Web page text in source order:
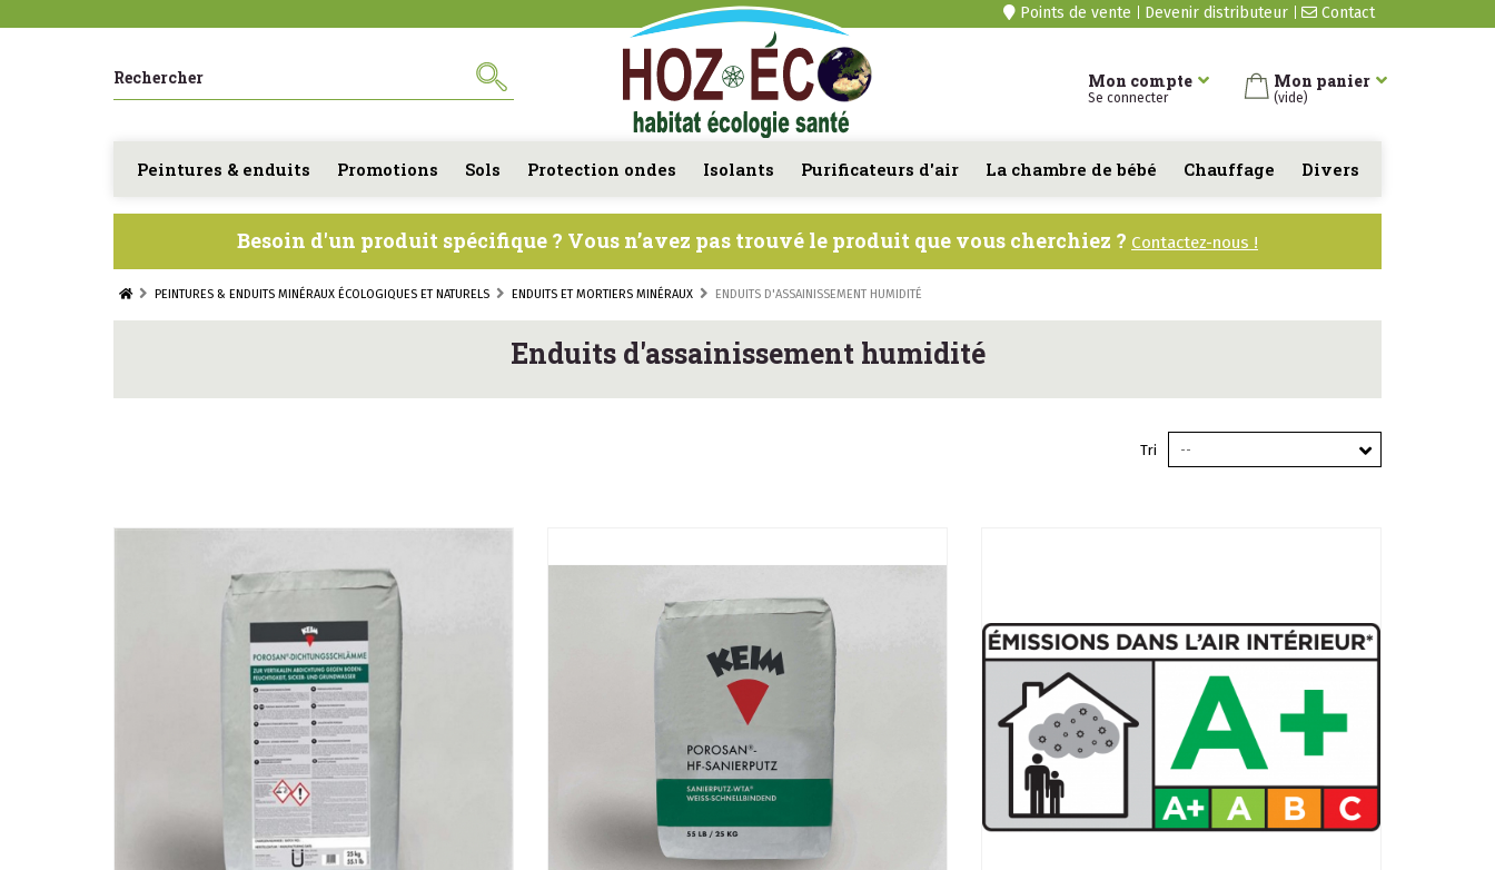
Contact
Points de vente Devenir distributeur
Mon panier
(vide)
Mon compte
Se connecter
Peintures & enduits Promotions Sols Protection ondes Isolants Purificateurs d'air La chambre de bébé Chauffage Divers
Besoin d'un produit spécifique ? Vous n’avez pas trouvé le produit que vous cherchiez ? Contactez-nous !
PEINTURES & ENDUITS MINÉRAUX ÉCOLOGIQUES ET NATURELS ENDUITS ET MORTIERS MINÉRAUX ENDUITS D'ASSAINISSEMENT HUMIDITÉ
Enduits d'assainissement humidité
Tri --